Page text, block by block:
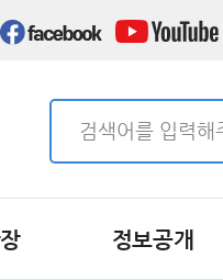
정보공개